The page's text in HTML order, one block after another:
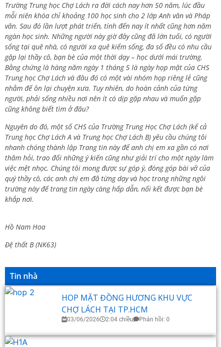
Trường Trung học Chợ Lách ra đời cách nay hơn 50 năm, lúc đầu
mỗi niên khóa chỉ khoảng 100 học sinh cho 2 lớp Anh văn và Pháp
văn. Sau đó lần lượt phát triển, tính đến nay ít nhất cũng hơn năm
ngàn học sinh. Những người này giờ đây cũng đã lớn tuổi, có người
sống tại quê nhà, có người xa quê kiếm sống, đa số đều có nhu cầu
gặp lại thầy cô, bạn bè của một thời dạy – học dưới mái trường.
Bằng chứng là hàng năm ngày 1 tháng 5 là ngày họp mặt của CHS
Trung học Chợ Lách và đâu đó có một vài nhóm họp riêng lẻ cũng
nhằm để ôn lại chuyện xưa. Tuy nhiên, do hoàn cảnh của từng
người, phải sống nhiều nơi nên ít có dịp gặp nhau và muốn gặp
cũng không biết tìm ở đâu?
Nguyên do đó, một số CHS của Trường Trung Học Chợ Lách (kể cả
Trung học Chợ Lách A và Trung học Chợ Lách B) yêu cầu chúng tôi
nhanh chóng thành lập Trang tin này để anh chị em xa gần có nơi
thăm hỏi, trao đổi những ý kiến cũng như giải trí cho một ngày làm
việc mệt nhọc. Chúng tôi mong được sự góp ý, đóng góp bài vở của
quý thầy cô, các anh chị em đã từng dạy và học trong những ngôi
trường này để trang tin ngày càng hấp dẫn, nối kết được bạn bè
khắp nơi.
Hồ Nam Hoa
Đệ thất B (NK63)
Tin nhà
HOP MẶT ĐỒNG HƯƠNG KHU VỰC
CHỢ LÁCH TẠI TP.HCM
03/06/2026 2:04 chiều Phản hồi: 0